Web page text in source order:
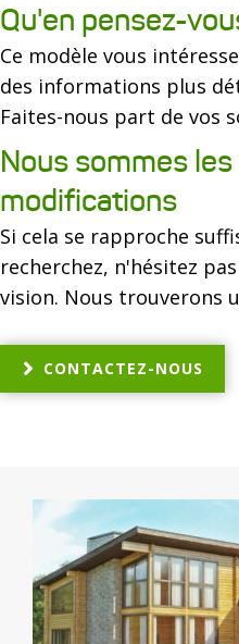
Qu'en pensez-
Ce modèle vous
des informations plus
Faites-nous part de vos
Nous sommes
modifications
Si cela se rapproche
recherchez, n'hésitez
vision. Nous trouverons
CONTACTEZ-NOUS